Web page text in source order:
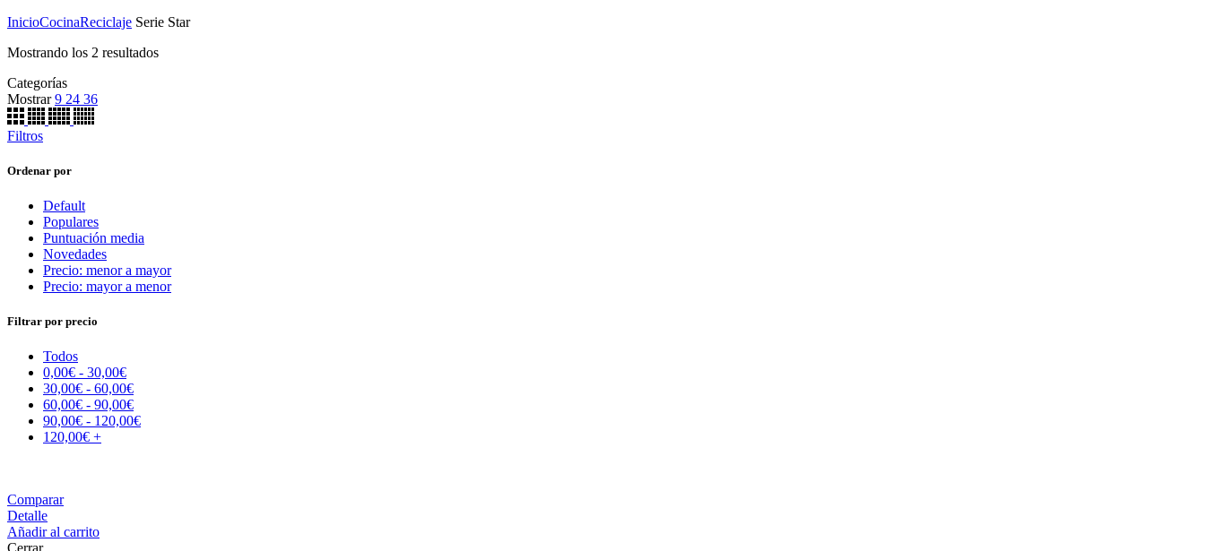
InicioCocinaReciclaje Serie Star
Mostrando los 2 resultados
Categorías
Mostrar 9 24 36
Filtros
Ordenar por
Default
Populares
Puntuación media
Novedades
Precio: menor a mayor
Precio: mayor a menor
Filtrar por precio
Todos
0,00€ - 30,00€
30,00€ - 60,00€
60,00€ - 90,00€
90,00€ - 120,00€
120,00€ +
Comparar
Detalle
Añadir al carrito